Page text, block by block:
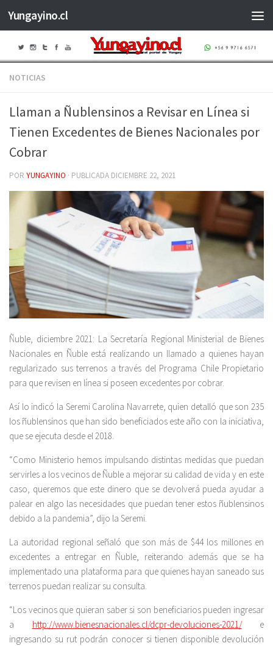
Saltar al contenido
Yungayino.cl
NOTICIAS
Llaman a Ñublensinos a Revisar en Línea si
Tienen Excedentes de Bienes Nacionales por
Cobrar
POR YUNGAYINO · PUBLICADA DICIEMBRE 22, 2021
Ñuble, diciembre 2021: La Secretaría Regional Ministerial de Bienes
Nacionales en Ñuble está realizando un llamado a quienes hayan
regularizado sus terrenos a través del Programa Chile Propietario
para que revisen en línea si poseen excedentes por cobrar.
Así lo indicó la Seremi Carolina Navarrete, quien detalló que son 235
los ñublensinos que han sido beneficiados este año con la iniciativa,
que se ejecuta desde el 2018.
“Como Ministerio hemos impulsando distintas medidas que puedan
servirles a los vecinos de Ñuble a mejorar su calidad de vida y en este
caso, queremos que este dinero que se devolverá pueda ayudar a
palear en algo las necesidades que puedan tener estos ñublensinos
debido a la pandemia”, dijo la Seremi.
La autoridad regional señaló que son más de $44 los millones en
excedentes a entregar en Ñuble, reiterando además que se ha
implementado una plataforma para que quienes hayan saneado sus
terrenos puedan realizar su consulta.
“Los vecinos que quieran saber si son beneficiarios pueden ingresar
a http://www.bienesnacionales.cl/dcpr-devoluciones-2021/e
ingresando su rut podrán conocer si tienen disponible devolución